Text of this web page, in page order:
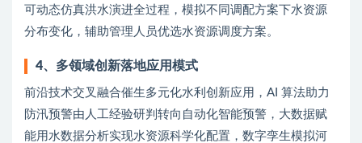
可动态仿真洪水演进全过程，模拟不同调配方案下水资源
分布变化，辅助管理人员优选水资源调度方案。
4、多领域创新落地应用模式
前沿技术交叉融合催生多元化水利创新应用，AI 算法助力
防汛预警由人工经验研判转向自动化智能预警，大数据赋
能用水数据分析实现水资源科学化配置，数字孪生模拟河